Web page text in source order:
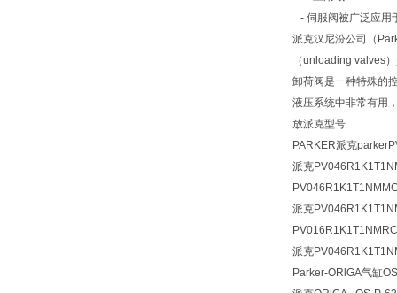
- 伺服阀被广泛应用
派克汉尼汾公司（
（unloading valves
卸荷阀是一种特殊的
液压系统中非常有用
放派克型号
PARKER派克
派克
派克
派克
Parker-ORlGA气缸